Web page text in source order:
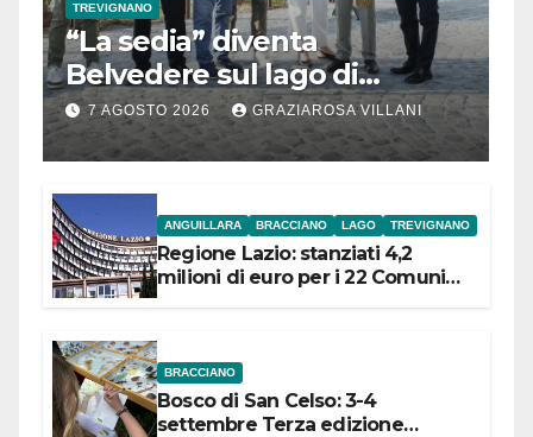
TREVIGNANO
“La sedia” diventa
Belvedere sul lago di
Bracciano: ieri
l’inaugurazione
7 AGOSTO 2026 GRAZIAROSA VILLANI
ANGUILLARA BRACCIANO LAGO TREVIGNANO
Regione Lazio: stanziati 4,2
milioni di euro per i 22 Comuni
BRACCIANO
Bosco di San Celso: 3-4
settembre Terza edizione